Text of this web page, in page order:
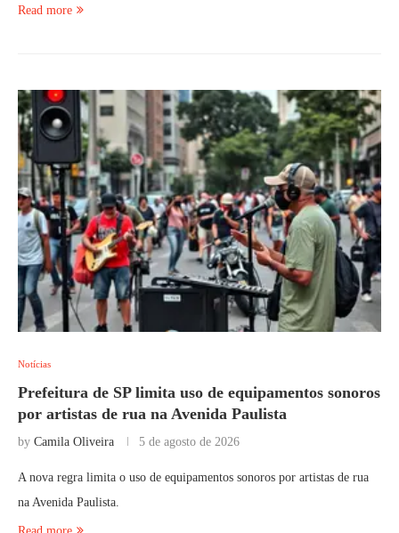
Read more
Notícias
Prefeitura de SP limita uso de equipamentos sonoros
por artistas de rua na Avenida Paulista
by Camila Oliveira 5 de agosto de 2026
A nova regra limita o uso de equipamentos sonoros por artistas de rua
na Avenida Paulista.